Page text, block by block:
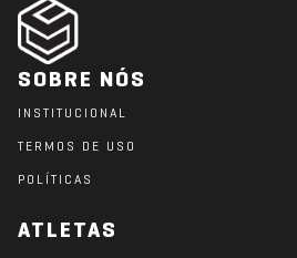
SOBRE NÓS
INSTITUCIONAL
TERMOS DE USO
POLÍTICAS
ATLETAS